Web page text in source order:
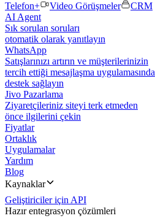
Telefon+
Video Görüşmeler
CRM
AI Agent
Sık sorulan soruları
otomatik olarak yanıtlayın
WhatsApp
Satışlarınızı artırın ve müşterilerinizin
tercih ettiği mesajlaşma uygulamasında
destek sağlayın
Jivo Pazarlama
Ziyaretçileriniz siteyi terk etmeden
önce ilgilerini çekin
Fiyatlar
Ortaklık
Uygulamalar
Yardım
Blog
Kaynaklar
Geliştiriciler için API
Hazır entegrasyon çözümleri